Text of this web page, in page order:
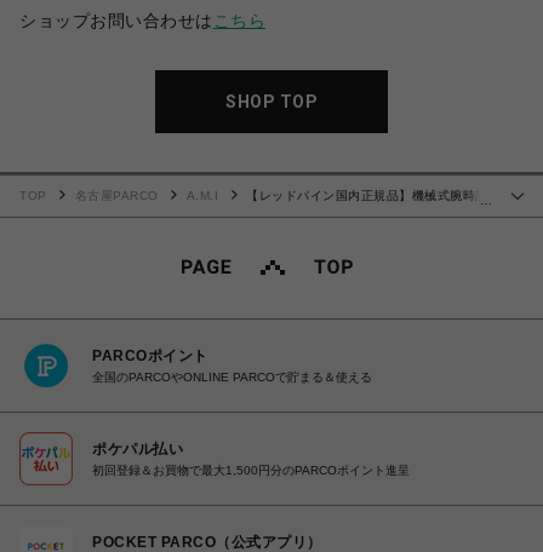
ショップお問い合わせは こちら
SHOP TOP
…
TOP 名古屋PARCO A.M.I
【レッドパイン国内正規品】機械式腕時計
PARCOポイント
全国のPARCOやONLINE PARCOで貯まる＆使える
ポケパル払い
初回登録＆お買物で最大1,500円分のPARCOポイント進呈
POCKET PARCO（公式アプリ）